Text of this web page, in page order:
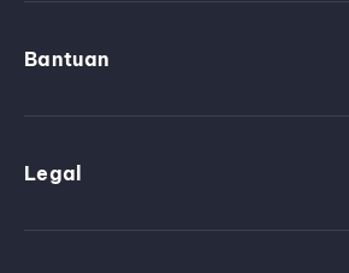
Bantuan
Legal